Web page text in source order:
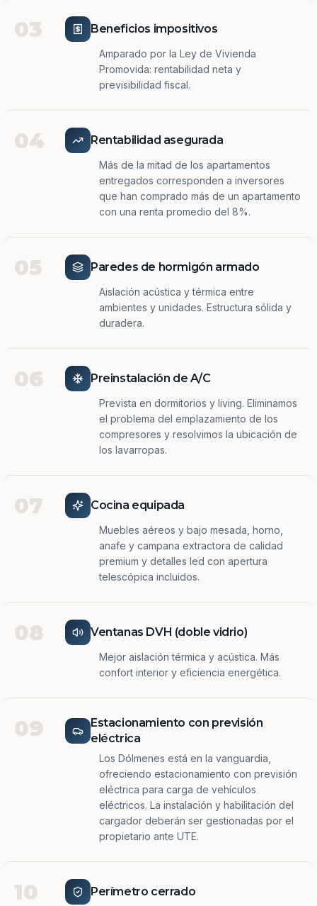
03 Beneficios impositivos
Amparado por la Ley de Vivienda
Promovida: rentabilidad neta y
previsibilidad fiscal.
04 Rentabilidad asegurada
Más de la mitad de los apartamentos
entregados corresponden a inversores
que han comprado más de un apartamento
con una renta promedio del 8%.
05 Paredes de hormigón armado
Aislación acústica y térmica entre
ambientes y unidades. Estructura sólida y
duradera.
06 Preinstalación de A/C
Prevista en dormitorios y living. Eliminamos
el problema del emplazamiento de los
compresores y resolvimos la ubicación de
los lavarropas.
07 Cocina equipada
Muebles aéreos y bajo mesada, horno,
anafe y campana extractora de calidad
premium y detalles led con apertura
telescópica incluidos.
08 Ventanas DVH (doble vidrio)
Mejor aislación térmica y acústica. Más
confort interior y eficiencia energética.
09
Estacionamiento con previsión
eléctrica
Los Dólmenes está en la vanguardia,
ofreciendo estacionamiento con previsión
eléctrica para carga de vehículos
eléctricos. La instalación y habilitación del
cargador deberán ser gestionadas por el
propietario ante UTE.
10 Perímetro cerrado